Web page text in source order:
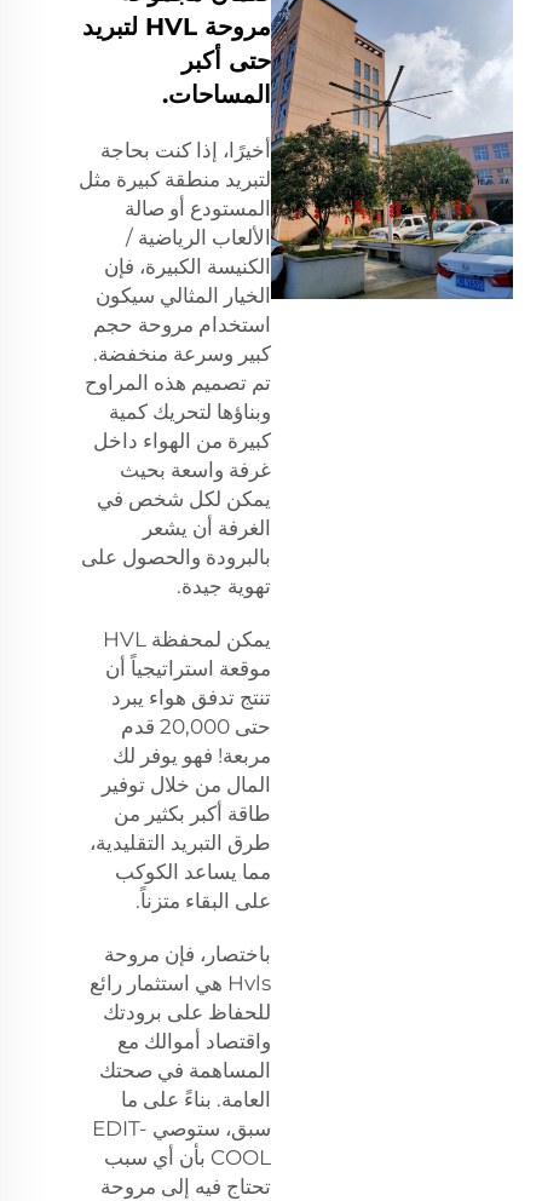
مروحة HVL لتبريد
حتى أكبر
المساحات.
أخيرًا، إذا كنت بحاجة
لتبريد منطقة كبيرة مثل
المستودع أو صالة
الألعاب الرياضية /
الكنيسة الكبيرة، فإن
الخيار المثالي سيكون
استخدام مروحة حجم
كبير وسرعة منخفضة.
تم تصميم هذه المراوح
وبناؤها لتحريك كمية
كبيرة من الهواء داخل
غرفة واسعة بحيث
يمكن لكل شخص في
الغرفة أن يشعر
بالبرودة والحصول على
تهوية جيدة.
يمكن لمحفظة HVL
موقعة استراتيجياً أن
تنتج تدفق هواء يبرد
حتى 20,000 قدم
مربعة! فهو يوفر لك
المال من خلال توفير
طاقة أكبر بكثير من
طرق التبريد التقليدية،
مما يساعد الكوكب
على البقاء متزناً.
باختصار، فإن مروحة
Hvls هي استثمار رائع
للحفاظ على برودتك
واقتصاد أموالك مع
المساهمة في صحتك
العامة. بناءً على ما
سبق، ستوصي EDIT-
COOL بأن أي سبب
تحتاج فيه إلى مروحة